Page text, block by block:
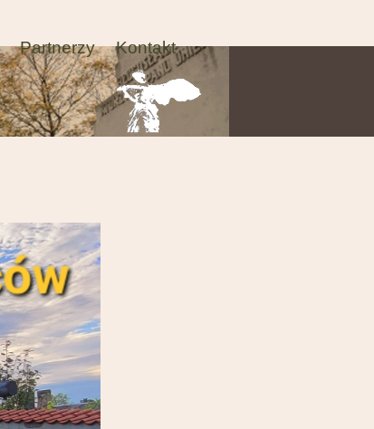
Partnerzy Kontakt